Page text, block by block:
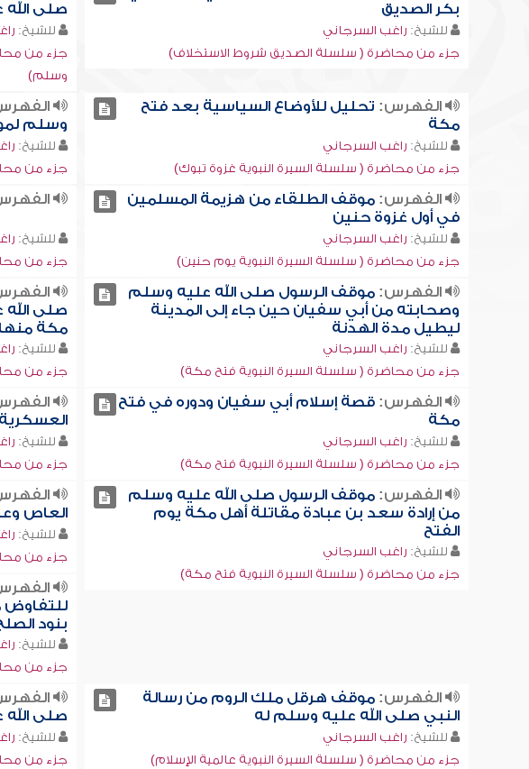
بكر الصديق
للشيخ: راغب السرجاني
جزء من محاضرة ( سلسلة الصديق شروط الاستخلاف)
صلى
للشيخ:
جزء من
وسلم)
الفهرس: تحليل للأوضاع السياسية بعد فتح
مكة
للشيخ: راغب السرجاني
جزء من محاضرة ( سلسلة السيرة النبوية غزوة تبوك)
وسلم
للشيخ:
جزء من
الفهرس:موقف الطلقاء من هزيمة المسلمين
في أول غزوة حنين
للشيخ: راغب السرجاني
جزء من محاضرة ( سلسلة السيرة النبوية يوم حنين)
للشيخ:
جزء من
الفهرس:موقف الرسول صلى الله عليه وسلم
وصحابته من أبي سفيان حين جاء إلى المدينة
ليطيل مدة الهدنة
للشيخ: راغب السرجاني
جزء من محاضرة ( سلسلة السيرة النبوية فتح مكة)
صلى
مكة منها
للشيخ:
جزء من
الفهرس:قصة إسلام أبي سفيان ودوره في فتح
مكة
للشيخ: راغب السرجاني
جزء من محاضرة ( سلسلة السيرة النبوية فتح مكة)
للشيخ:
جزء من
الفهرس:موقف الرسول صلى الله عليه وسلم
من إرادة سعد بن عبادة مقاتلة أهل مكة يوم
الفتح
للشيخ: راغب السرجاني
جزء من محاضرة ( سلسلة السيرة النبوية فتح مكة)
العاص
للشيخ:
جزء من
بنود
للشيخ:
جزء من
الفهرس:موقف هرقل ملك الروم من رسالة
النبي صلى الله عليه وسلم له
للشيخ: راغب السرجاني
جزء من محاضرة ( سلسلة السيرة النبوية عالمية الإسلام)
صلى
للشيخ:
جزء من